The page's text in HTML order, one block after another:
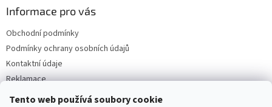
Tento web používá soubory cookie
Informace pro vás
Obchodní podmínky
Podmínky ochrany osobních údajů
Kontaktní údaje
Reklamace